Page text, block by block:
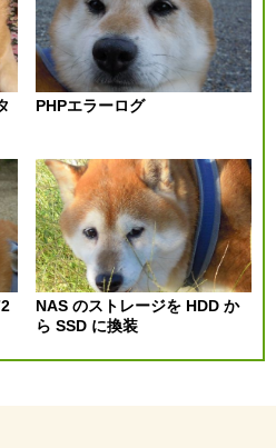
PHPエラーログ
NAS のストレージを HDD か
ら SSD に換装